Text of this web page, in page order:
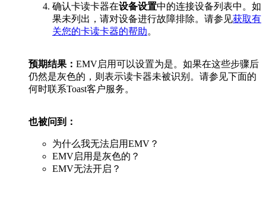
确认卡读卡器在设备设置中的连接设备列表中。如
果未列出，请对设备进行故障排除。请参见获取有
关您的卡读卡器的帮助。
预期结果： EMV启用可以设置为是。如果在这些步骤后
仍然是灰色的，则表示读卡器未被识别。请参见下面的
何时联系Toast客户服务。
也被问到：
为什么我无法启用EMV？
EMV启用是灰色的？
EMV无法开启？